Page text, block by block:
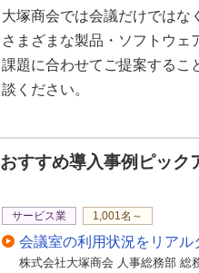
大塚商会では会議だけではな
さまざまな製品・ソフトウェ
課題に合わせてご提案するこ
談ください。
おすすめ導入事例ピック
サービス業 1,001名～
会議室の利用状況をリアル
株式会社大塚商会 人事総務部 総